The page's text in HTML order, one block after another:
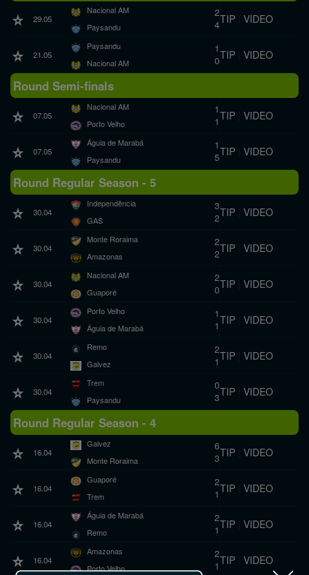
29.05
Nacional AM
Paysandu
2
4TIP| VIDEO
21.05
Paysandu
Nacional AM
1
0TIP| VIDEO
Round Semi-finals
07.05
Nacional AM
Porto Velho
1
1TIP| VIDEO
07.05
Águia de Marabá
Paysandu
1
5TIP| VIDEO
Round Regular Season - 5
30.04
Independência
GAS
3
2TIP| VIDEO
30.04
Monte Roraima
Amazonas
2
2TIP| VIDEO
30.04
Nacional AM
Guaporé
2
0TIP| VIDEO
30.04
Porto Velho
Águia de Marabá
1
1TIP| VIDEO
30.04
Remo
Galvez
2
1TIP| VIDEO
30.04
Trem
Paysandu
0
3TIP| VIDEO
Round Regular Season - 4
16.04
Galvez
Monte Roraima
6
3TIP| VIDEO
16.04
Guaporé
Trem
2
1TIP| VIDEO
16.04
Águia de Marabá
Remo
2
1TIP| VIDEO
16.04
Amazonas
Porto Velho
2
1TIP| VIDEO